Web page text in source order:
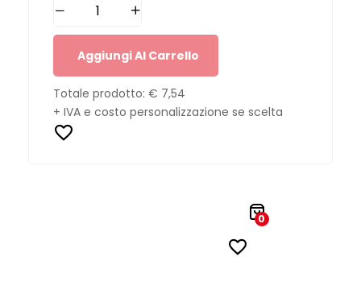
Aggiungi Al Carrello
Totale prodotto: € 7,54
+ IVA e costo personalizzazione se scelta
0